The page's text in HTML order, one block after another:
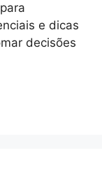
e dicas
decisões